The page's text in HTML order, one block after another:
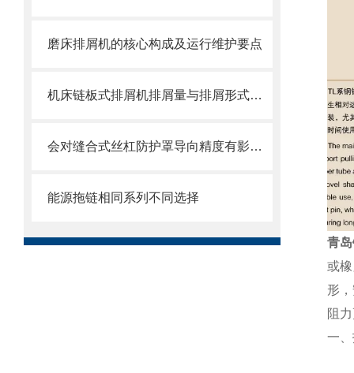
磨床排屑机的核心构成及运行维护要点
机床链板式排屑机排屑量与排屑形式有很大关系
会对缝合式丝杠防护罩导向精度有影响的因素都有哪些？
能源拖链相同系列不同选择
青
或
形
阻
一